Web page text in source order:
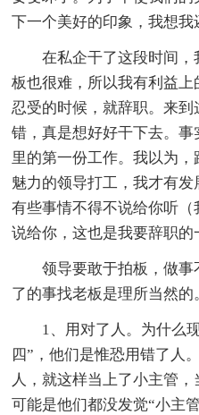
下一个美好的印象，我想我
在私企干了这段时间
板也很难，所以我有利益
忍受的时候，就辞职。来
错，真是想好好干下去。
里的第一份工作。我以为
魅力的领导打工，我才有
有些事情不得不说给你听
说给你，这也是我要辞职的
领导要敢于拍板，做
了的事找老板是理所当然的
1、用对了人。为什么
四”，他们是惟恐用错了人
人，就这样当上了小主管
可能是他们都没发觉“小主